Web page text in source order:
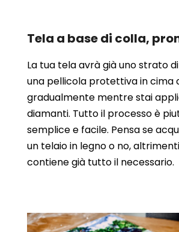
Tela a base di colla,
La tua tela avrà già uno strato
una pellicola protettiva in cima
gradualmente mentre stai
diamanti. Tutto il processo è
semplice e facile. Pensa se
un telaio in legno o no,
contiene già tutto il necessario.